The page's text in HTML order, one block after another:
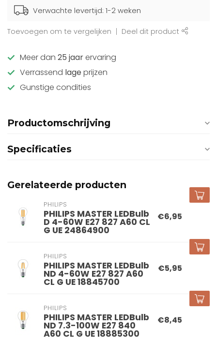
Verwachte levertijd: 1-2 weken
Toevoegen om te vergelijken Deel dit product
Meer dan 25 jaarervaring
Verrassend lage prijzen
Gunstige condities
Productomschrijving
Specificaties
Gerelateerde producten
PHILIPS
PHILIPS MASTER LEDBulb
D 4-60W E27 827 A60 CL
G UE 24864900
€6,95
PHILIPS
PHILIPS MASTER LEDBulb
ND 4-60W E27 827 A60
CL G UE 18845700
€5,95
PHILIPS
PHILIPS MASTER LEDBulb
ND 7.3-100W E27 840
A60 CL G UE 18885300
€8,45